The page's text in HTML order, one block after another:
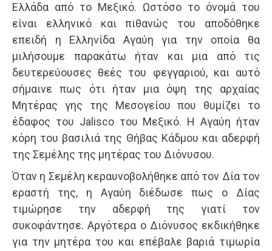
Ελλάδα από το Μεξικό. Ωστόσο το όνομά του
είναι ελληνικό και πιθανώς του αποδόθηκε
επειδή η Ελληνίδα Αγαύη για την οποία θα
μιλήσουμε παρακάτω ήταν και μια από τις
δευτερεύουσες θεές του φεγγαριού, και αυτό
σήμαινε πως ότι ήταν μια όψη της αρχαίας
Μητέρας γης της Μεσογείου που θυμίζει το
έδαφος του Jalisco του Μεξικό. Η Αγαύη ήταν
κόρη του βασιλιά της Θήβας Κάδμου και αδερφή
της Σεμέλης της μητέρας του Διόνυσου.
Όταν η Σεμέλη κεραυνοβολήθηκε από τον Δία τον
εραστή της, η Αγαύη διέδωσε πως ο Δίας
τιμώρησε την αδερφή της γιατί τον
συκοφάντησε. Αργότερα ο Διόνυσος εκδικήθηκε
για την μητέρα του και επέβαλε βαριά τιμωρία